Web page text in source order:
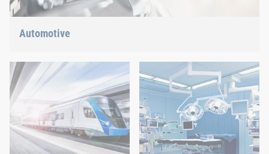
Automotive
richtige Antwort auf die aktuellen Trends.